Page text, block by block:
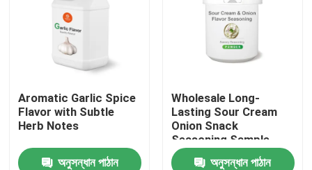
Aromatic Garlic Spice
Flavor with Subtle
Herb Notes
অনুসন্ধান পাঠান
Wholesale Long-
Lasting Sour Cream
Onion Snack
Seasoning Sample
Free
অনুসন্ধান পাঠান